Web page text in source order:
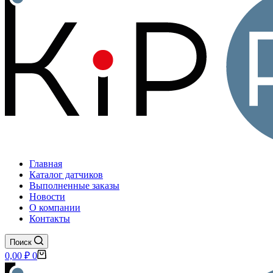
Главная
Каталог датчиков
Выполненные заказы
Новости
О компании
Контакты
Поиск
Корзина
0,00 ₽ 0